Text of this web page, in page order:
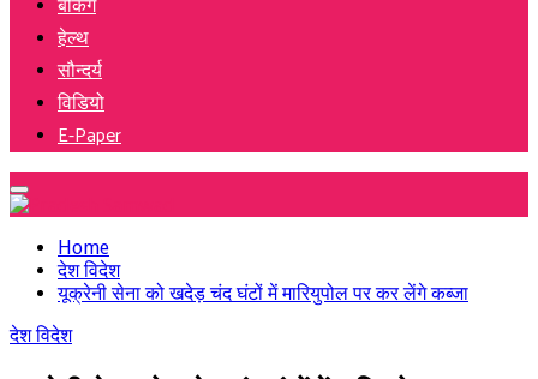
बैंकिंग
हेल्थ
सौन्दर्य
विडियो
E-Paper
Primary
Menu
Home
देश विदेश
यूक्रेनी सेना को खदेड़ चंद घंटों में मारियुपोल पर कर लेंगे कब्जा
देश विदेश